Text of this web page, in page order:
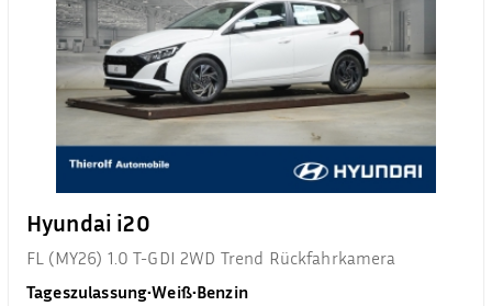
Hyundai i20
FL (MY26) 1.0 T-GDI 2WD Trend Rückfahrkamera
Tageszulassung•Weiß•Benzin